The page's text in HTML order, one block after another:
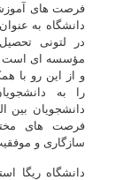
فرصت های
دانشگاه به
در لتونی
مؤسسه ای است
را به
دانشجویان بین
فرصت های
سازگاری و
دانشگاه ریگا